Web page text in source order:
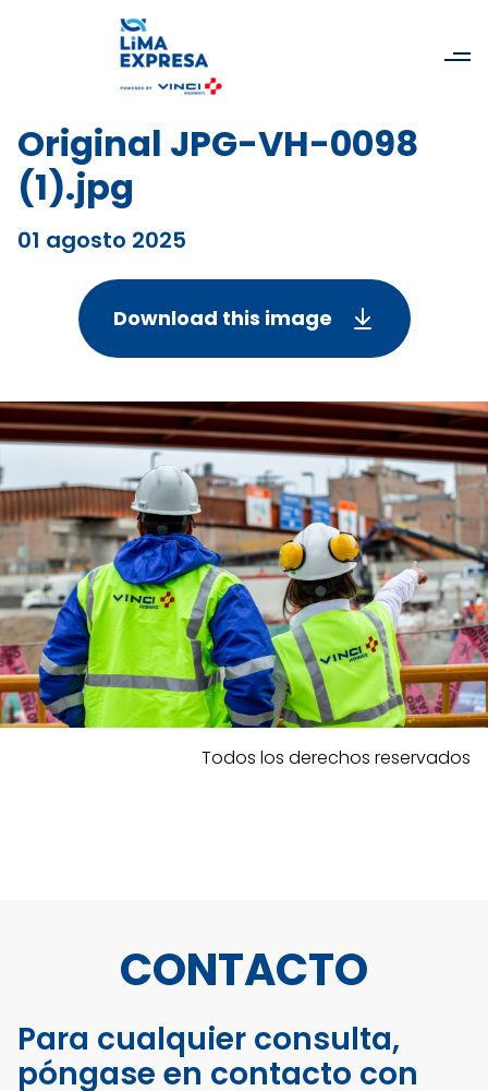
Original JPG-VH-0098
(1).jpg
01 agosto 2025
Download this image
Todos los derechos reservados
CONTACTO
Para cualquier consulta,
póngase en contacto con